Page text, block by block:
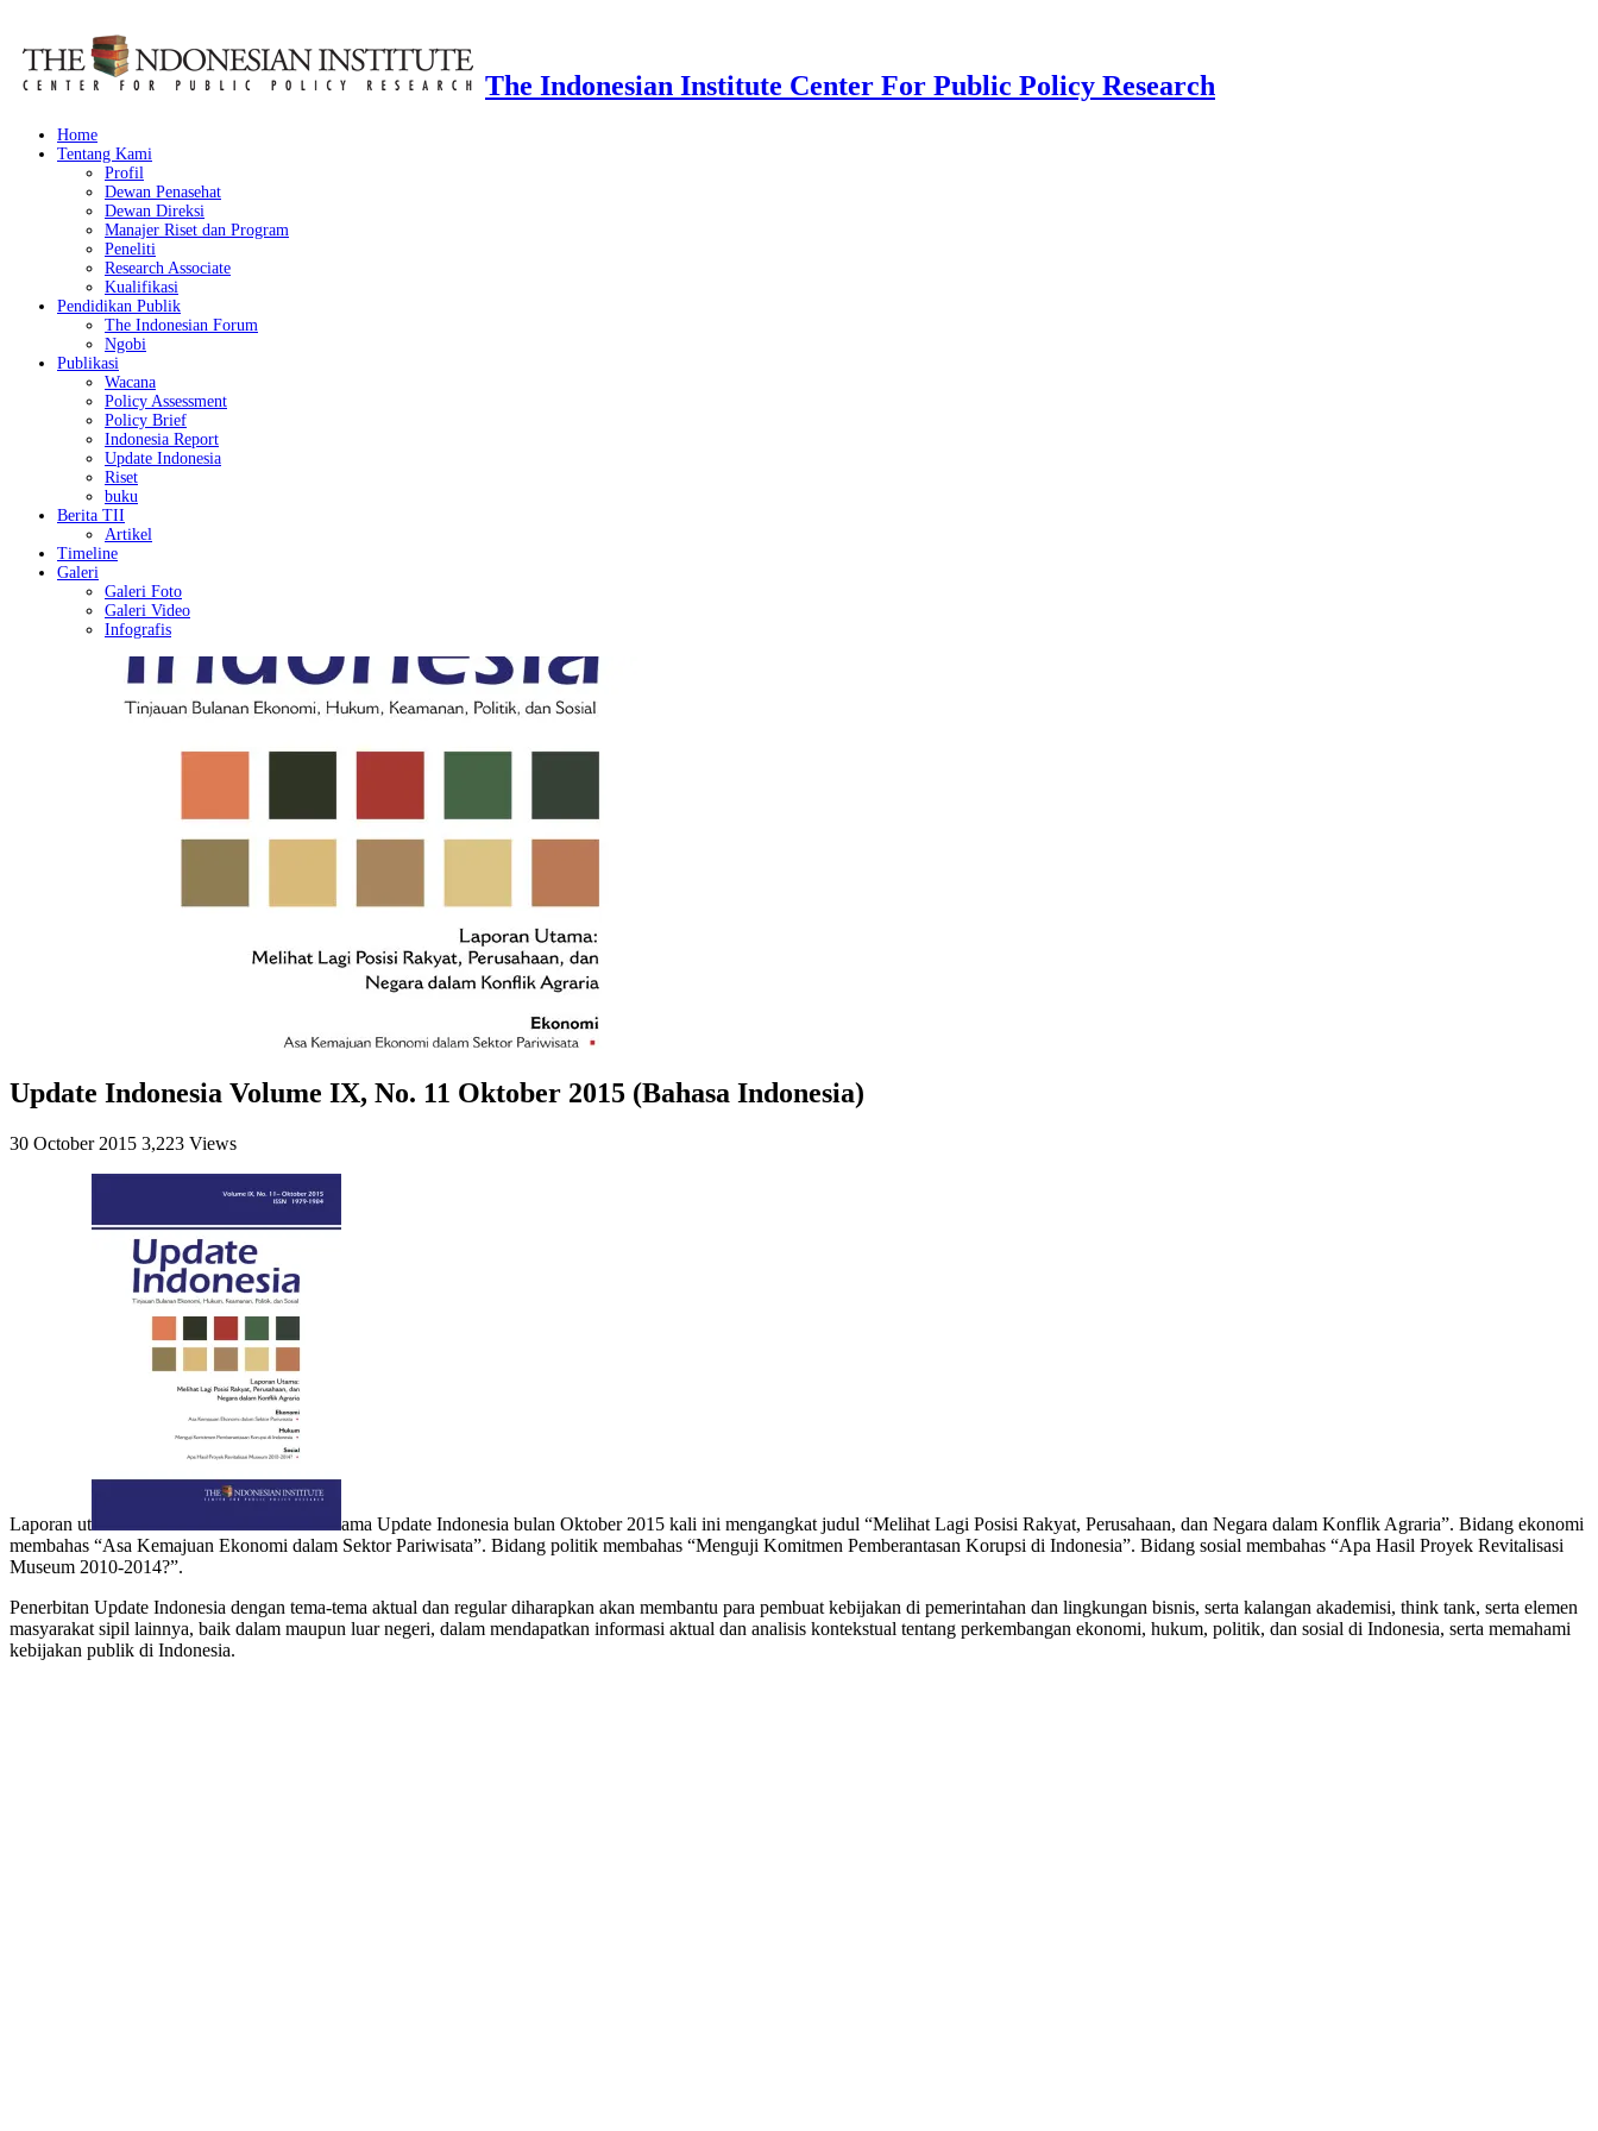
The Indonesian Institute Center For Public Policy Research
Home
Tentang Kami
Profil
Dewan Penasehat
Dewan Direksi
Manajer Riset dan Program
Peneliti
Research Associate
Kualifikasi
Pendidikan Publik
The Indonesian Forum
Ngobi
Publikasi
Wacana
Policy Assessment
Policy Brief
Indonesia Report
Update Indonesia
Riset
buku
Berita TII
Artikel
Timeline
Galeri
Galeri Foto
Galeri Video
Infografis
Update Indonesia Volume IX, No. 11 Oktober 2015 (Bahasa Indonesia)
30 October 2015 3,223 Views
Laporan ut
ama Update Indonesia bulan Oktober 2015 kali ini mengangkat judul “Melihat Lagi Posisi Rakyat, Perusahaan, dan Negara dalam Konflik Agraria”. Bidang ekonomi
membahas “Asa Kemajuan Ekonomi dalam Sektor Pariwisata”. Bidang politik membahas “Menguji Komitmen Pemberantasan Korupsi di Indonesia”. Bidang sosial membahas “Apa Hasil Proyek Revitalisasi
Museum 2010-2014?”.
Penerbitan Update Indonesia dengan tema-tema aktual dan regular diharapkan akan membantu para pembuat kebijakan di pemerintahan dan lingkungan bisnis, serta kalangan akademisi, think tank, serta elemen
masyarakat sipil lainnya, baik dalam maupun luar negeri, dalam mendapatkan informasi aktual dan analisis kontekstual tentang perkembangan ekonomi, hukum, politik, dan sosial di Indonesia, serta memahami
kebijakan publik di Indonesia.